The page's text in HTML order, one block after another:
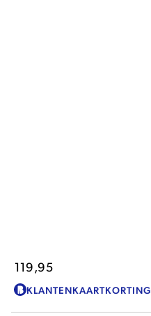
119,95
KLANTENKAARTKORTING